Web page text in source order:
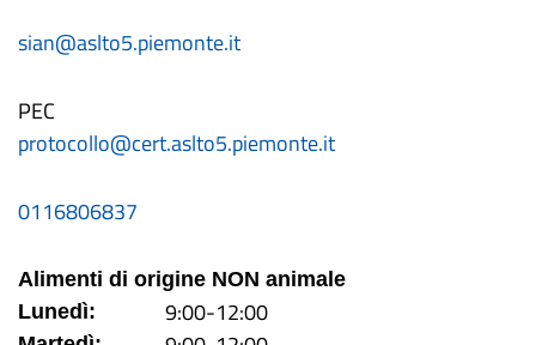
sian@aslto5.piemonte.it
PEC
protocollo@cert.aslto5.piemonte.it
0116806837
Alimenti di origine NON animale
Lunedì:
9:00-12:00